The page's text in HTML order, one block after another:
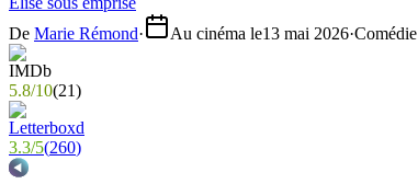
De Marie Rémond· Au cinéma le13 mai 2026·Comédie
5.8/10(21)
3.3/5(260)